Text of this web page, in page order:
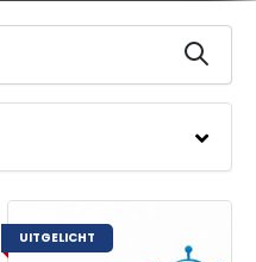
UITGELICHT